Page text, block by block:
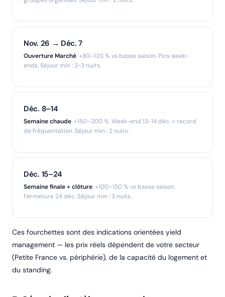
Nov. 26 → Déc. 7
Ouverture Marché. +80–120 % vs basse saison. Pics week-
ends. Séjour min : 2-3 nuits.
Déc. 8–14
Semaine chaude. +150–200 %. Week-end 13-14 déc. = record
de fréquentation. Séjour min : 2 nuits.
Déc. 15–24
Semaine finale + clôture. +100–150 % vs basse saison.
Fermeture 24 déc. Séjour min : 3 nuits.
Ces fourchettes sont des indications orientées yield
management — les prix réels dépendent de votre secteur
(Petite France vs. périphérie), de la capacité du logement et
du standing.